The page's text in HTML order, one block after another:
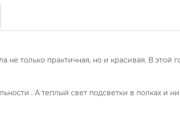
только практичная, но и красивая. В этой
. А теплый свет подсветки в полках и